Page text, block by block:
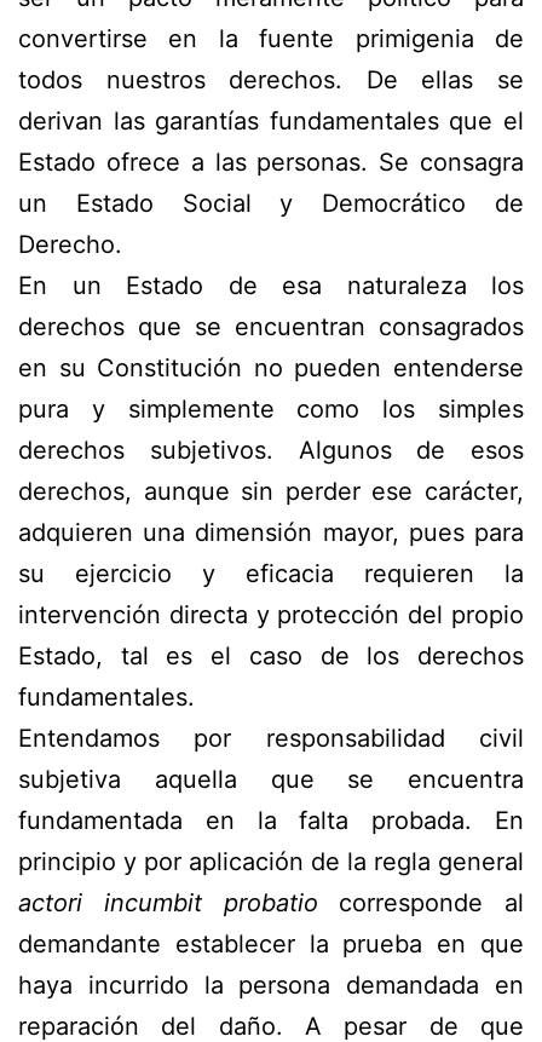
convertirse en la fuente primigenia de
todos nuestros derechos. De ellas se
derivan las garantías fundamentales que el
Estado ofrece a las personas. Se consagra
un Estado Social y Democrático de
Derecho.
En un Estado de esa naturaleza los
derechos que se encuentran consagrados
en su Constitución no pueden entenderse
pura y simplemente como los simples
derechos subjetivos. Algunos de esos
derechos, aunque sin perder ese carácter,
adquieren una dimensión mayor, pues para
su ejercicio y eficacia requieren la
intervención directa y protección del propio
Estado, tal es el caso de los derechos
fundamentales.
Entendamos por responsabilidad civil
subjetiva aquella que se encuentra
fundamentada en la falta probada. En
principio y por aplicación de la regla general
actori incumbit probatio corresponde al
demandante establecer la prueba en que
haya incurrido la persona demandada en
reparación del daño. A pesar de que